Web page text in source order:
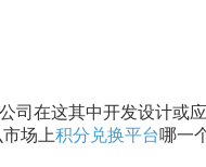
司在这其中开发设计或
场上积分兑换平台哪一